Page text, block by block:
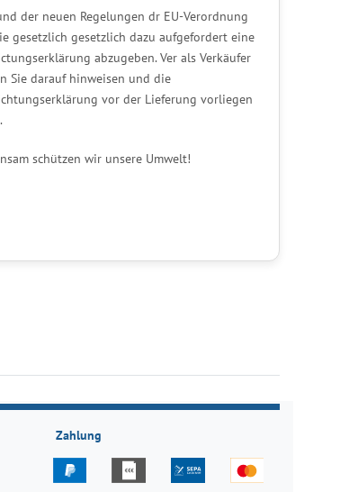
der neuen Regelungen dr EU-Verordnung
gesetzlich gesetzlich dazu aufgefordert eine
abzugeben. Ver als Verkäufer
Sie darauf hinweisen und die
vor der Lieferung vorliegen
schützen wir unsere Umwelt!
Zahlung